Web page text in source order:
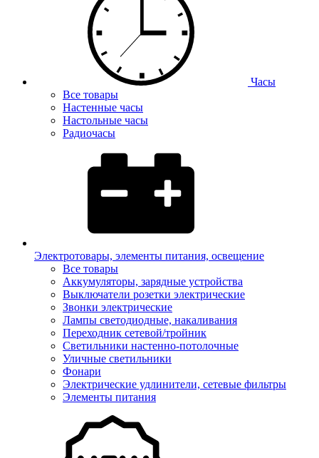
Часы
Все товары
Настенные часы
Настольные часы
Радиочасы
Электротовары, элементы питания, освещение
Все товары
Аккумуляторы, зарядные устройства
Выключатели розетки электрические
Звонки электрические
Лампы светодиодные, накаливания
Переходник сетевой/тройник
Светильники настенно-потолочные
Уличные светильники
Фонари
Электрические удлинители, сетевые фильтры
Элементы питания